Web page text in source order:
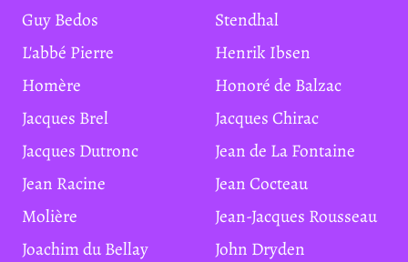
Guy Bedos
Stendhal
L'abbé Pierre
Henrik Ibsen
Homère
Honoré de Balzac
Jacques Brel
Jacques Chirac
Jacques Dutronc
Jean de La Fontaine
Jean Racine
Jean Cocteau
Molière
Jean-Jacques Rousseau
Joachim du Bellay
John Dryden